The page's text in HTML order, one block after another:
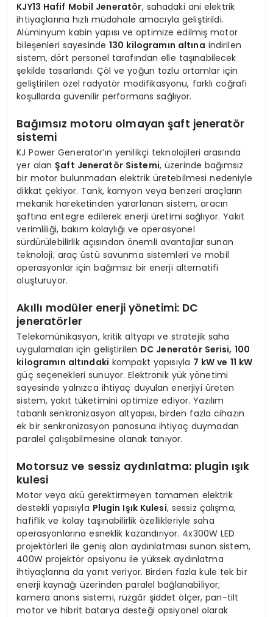
KJY13 Hafif Mobil Jeneratör, sahadaki ani elektrik
ihtiyaçlarına hızlı müdahale amacıyla geliştirildi.
Alüminyum kabin yapısı ve optimize edilmiş motor
bileşenleri sayesinde130 kilogramın altına indirilen
sistem, dört personel tarafından elle taşınabilecek
şekilde tasarlandı. Çöl ve yoğun tozlu ortamlar için
geliştirilen özel radyatör modifikasyonu, farklı coğrafi
koşullarda güvenilir performans sağlıyor.
Bağımsız motoru olmayan şaft jeneratör
sistemi
KJ Power Generator’ın yenilikçi teknolojileri arasında
yer alanŞaft Jeneratör Sistemi, üzerinde bağımsız
bir motor bulunmadan elektrik üretebilmesi nedeniyle
dikkat çekiyor. Tank, kamyon veya benzeri araçların
mekanik hareketinden yararlanan sistem, aracın
şaftına entegre edilerek enerji üretimi sağlıyor. Yakıt
verimliliği, bakım kolaylığı ve operasyonel
sürdürülebilirlik açısından önemli avantajlar sunan
teknoloji; araç üstü savunma sistemleri ve mobil
operasyonlar için bağımsız bir enerji alternatifi
oluşturuyor.
Akıllı modüler enerji yönetimi: DC
jeneratörler
Telekomünikasyon, kritik altyapı ve stratejik saha
uygulamaları için geliştirilen DC Jeneratör Serisi, 100
kilogramın altındaki kompakt yapısıyla 7 kW ve 11 kW
güç seçenekleri sunuyor. Elektronik yük yönetimi
sayesinde yalnızca ihtiyaç duyulan enerjiyi üreten
sistem, yakıt tüketimini optimize ediyor. Yazılım
tabanlı senkronizasyon altyapısı, birden fazla cihazın
ek bir senkronizasyon panosuna ihtiyaç duymadan
paralel çalışabilmesine olanak tanıyor.
Motorsuz ve sessiz aydınlatma: plugin ışık
kulesi
Motor veya akü gerektirmeyen tamamen elektrik
destekli yapısıyla Plugin Işık Kulesi, sessiz çalışma,
hafiflik ve kolay taşınabilirlik özellikleriyle saha
operasyonlarına esneklik kazandırıyor. 4x300W LED
projektörleri ile geniş alan aydınlatması sunan sistem,
400W projektör opsiyonu ile yüksek aydınlatma
ihtiyaçlarına da yanıt veriyor. Birden fazla kule tek bir
enerji kaynağı üzerinden paralel bağlanabiliyor;
kamera anons sistemi, rüzgâr şiddet ölçer, pan-tilt
motor ve hibrit batarya desteği opsiyonel olarak